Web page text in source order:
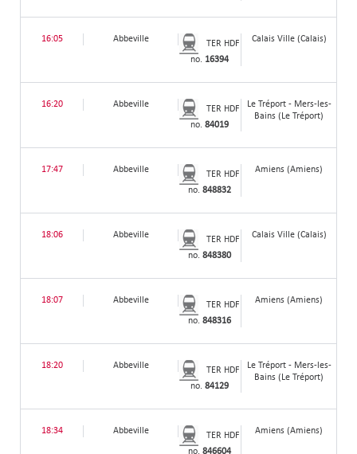
16:05 Abbeville
TER HDF
no. 16394
Calais Ville (Calais)
16:20 Abbeville
TER HDF
no.84019
Le Tréport - Mers-les-
Bains (Le Tréport)
17:47 Abbeville
TER HDF
no.848832
Amiens (Amiens)
18:06 Abbeville
TER HDF
no.848380
Calais Ville (Calais)
18:07 Abbeville
TER HDF
no.848316
Amiens (Amiens)
18:20 Abbeville
TER HDF
no.84129
Le Tréport - Mers-les-
Bains (Le Tréport)
18:34 Abbeville
TER HDF
no.846604
Amiens (Amiens)